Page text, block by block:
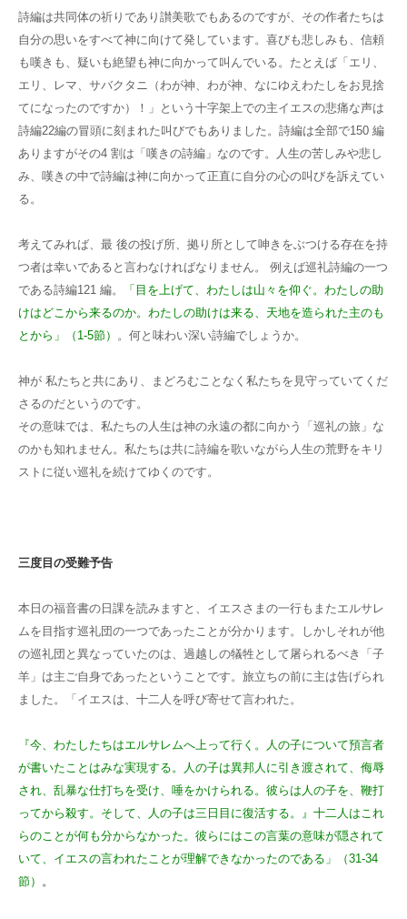
詩編は共同体の祈りであり讃美歌でもあるのですが、その作者たちは
自分の思いをすべて神に向けて発しています。喜びも悲しみも、信頼
も嘆きも、疑いも絶望も神に向かって叫んでいる。たとえば「エリ、
エリ、レマ、サバクタニ（わが神、わが神、なにゆえわたしをお見捨
てになったのですか）！」という十字架上での主イエスの悲痛な声は
詩編22編の冒頭に刻まれた叫びでもありました。詩編は全部で150 編
ありますがその4 割は「嘆きの詩編」なのです。人生の苦しみや悲し
み、嘆きの中で詩編は神に向かって正直に自分の心の叫びを訴えてい
る。
考えてみれば、最 後の投げ所、拠り所として呻きをぶつける存在を持
つ者は幸いであると言わなければなりません。
例えば巡礼詩編の一つ
である詩編121 編。
「目を上げて、わたしは山々を仰ぐ。わたしの助
けはどこから来るのか。わたしの助けは来る、天地を造られた主のも
とから」（1-5節） 。何と味わい深い詩編でしょうか。
神が 私たちと共にあり、まどろむことなく私たちを見守っていてくだ
さるのだというのです。
その意味では、私たちの人生は神の永遠の都に向かう「巡礼の旅」な
のかも知れません。私たちは共に詩編を歌いながら人生の荒野をキリ
ストに従い巡礼を続けてゆくのです。
三度目の受難予告
本日の福音書の日課を読みますと、イエスさまの一行もまたエルサレ
ムを目指す巡礼団の一つであったことが分かります。しかし それが他
の巡礼団と異なっていたのは、過越 しの犠牲として屠られるべき「子
羊」は主ご自身であったということです。旅立ちの前に主は告げられ
ました。「イエスは、十二人を呼び寄せて言われた。
『今、わたしたちはエルサレムへ上って行く。人の子について預言者
が書いたことはみな実現する。人の子は異邦人に引き渡されて、侮辱
され、乱暴な仕打ちを受け、唾をかけられる。彼らは人の子を、 鞭打
ってから殺す。そして、人の子は三日目 に復活する。』十二人はこれ
らのことが何も分からなかった。彼らにはこの言葉の意味が隠されて
いて、イエスの言われたことが理解できなかったのである」（31-34
節） 。